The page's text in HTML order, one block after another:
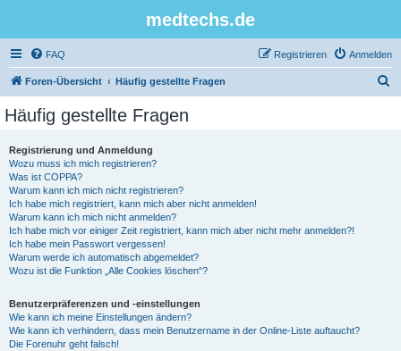
medtechs.de
FAQ Anmelden
Registrieren
Foren-Übersicht Häufig gestellte Fragen
Häufig gestellte Fragen
Registrierung und Anmeldung
Wozu muss ich mich registrieren?
Was ist COPPA?
Warum kann ich mich nicht registrieren?
Ich habe mich registriert, kann mich aber nicht anmelden!
Warum kann ich mich nicht anmelden?
Ich habe mich vor einiger Zeit registriert, kann mich aber nicht mehr anmelden?!
Ich habe mein Passwort vergessen!
Warum werde ich automatisch abgemeldet?
Wozu ist die Funktion „Alle Cookies löschen“?
Benutzerpräferenzen und -einstellungen
Wie kann ich meine Einstellungen ändern?
Wie kann ich verhindern, dass mein Benutzername in der Online-Liste auftaucht?
Die Forenuhr geht falsch!